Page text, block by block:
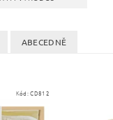
ABECEDNĚ
Kód:CD812